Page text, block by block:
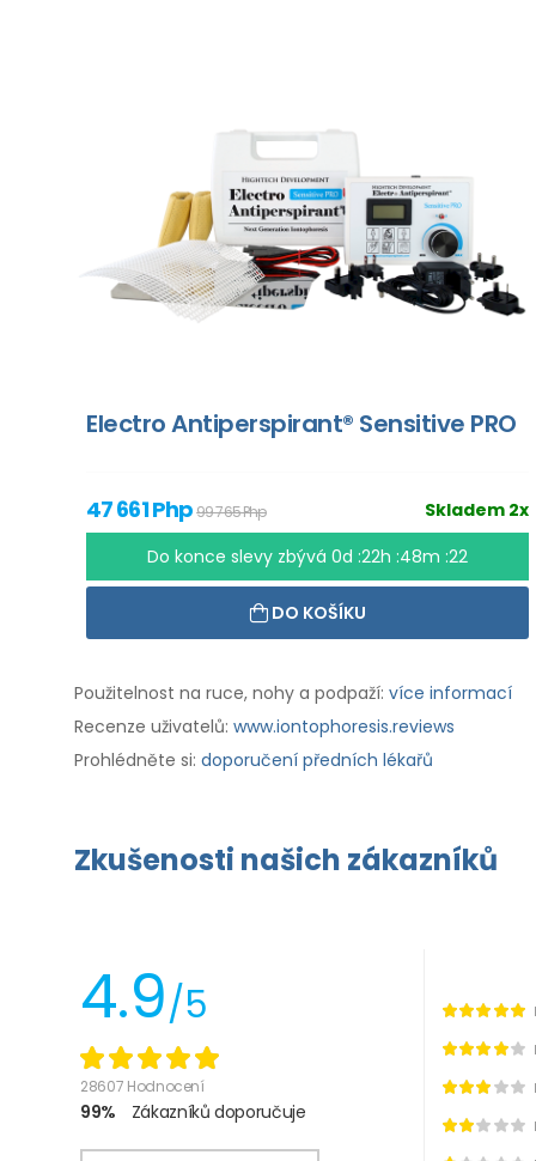
Electro Antiperspirant® Sensitive PRO
Skladem 2x
47 661 Php99 765 Php
Do konce slevy zbývá0d :22h :48m :21
DO KOŠÍKU
Použitelnost na ruce, nohy a podpaží: více informací
Recenze uživatelů: www.iontophoresis.reviews
Prohlédněte si: doporučení předních lékařů
Zkušenosti našich zákazníků
4.9/5
28607 Hodnocení
99% Zákazníků doporučuje